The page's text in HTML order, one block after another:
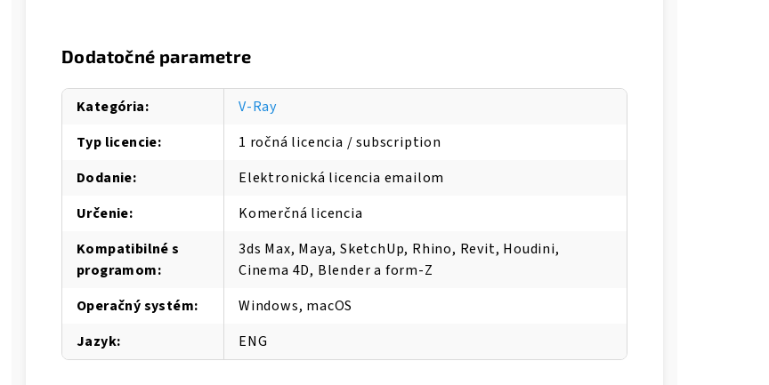
Dodatočné parametre
Kategória:
V-Ray
Typ licencie:
1 ročná licencia / subscription
Dodanie:
Elektronická licencia emailom
Určenie:
Komerčná licencia
Kompatibilné s
programom:
3ds Max, Maya, SketchUp, Rhino, Revit, Houdini,
Cinema 4D, Blender a form-Z
Operačný systém:
Windows, macOS
Jazyk: ENG